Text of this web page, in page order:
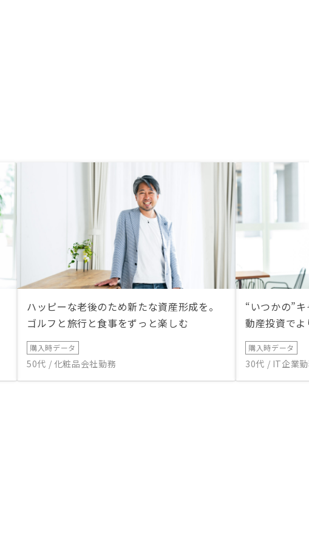
ハッピーな老後のため新たな資産形成を。
ゴルフと旅行と食事をずっと楽しむ
購入時データ
50代 / 化粧品会社勤務
“いつかの”
動産投資で
購入時データ
30代 / IT企業